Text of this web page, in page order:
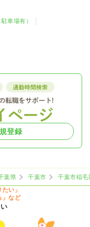
車場有）
登録
葉県 千葉市
千葉市稲毛
い」
」など